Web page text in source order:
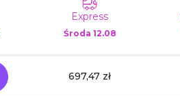
Express
Środa 12.08
697,47 zł